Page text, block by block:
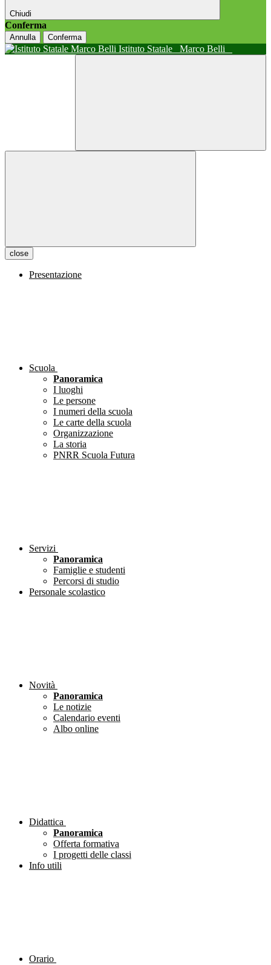
Chiudi
Conferma
Annulla Conferma
Istituto Statale Marco Belli
close
Presentazione
Scuola
Panoramica
I luoghi
Le persone
I numeri della scuola
Le carte della scuola
Organizzazione
La storia
PNRR Scuola Futura
Servizi
Panoramica
Famiglie e studenti
Percorsi di studio
Personale scolastico
Novità
Panoramica
Le notizie
Calendario eventi
Albo online
Didattica
Panoramica
Offerta formativa
I progetti delle classi
Info utili
Orario